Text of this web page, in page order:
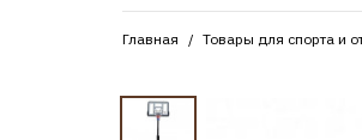
Главная Товары для спорта и